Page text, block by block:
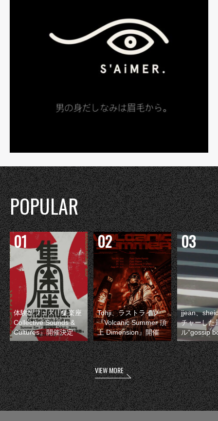
POPULAR
体験型フェス『集楽座
Collective Sounds &
Cultures』開催決定
Tohji、ラストライブ
『Volcanic Summer 頂
上 Dimension』開催
jjean、
チャーした
ル“gossip
VIEW MORE